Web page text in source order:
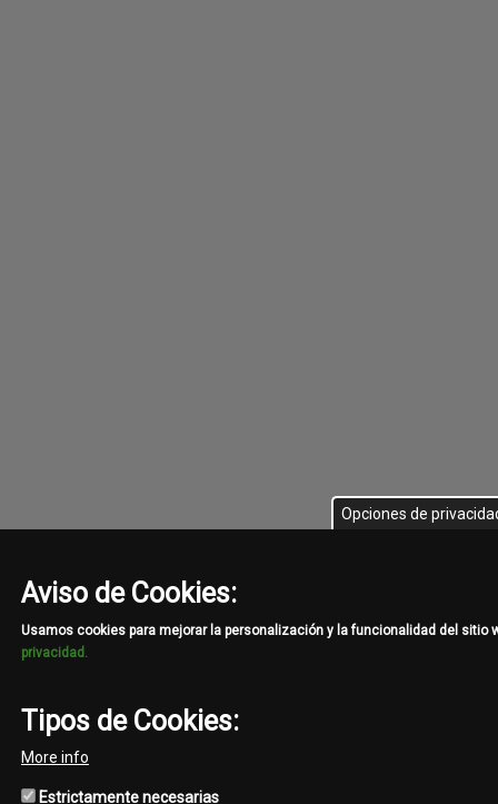
Opciones de
Aviso de Cookies:
Usamos cookies para mejorar la personalización y la funcionalidad del sitio
privacidad.
Tipos de Cookies:
More info
Estrictamente necesarias